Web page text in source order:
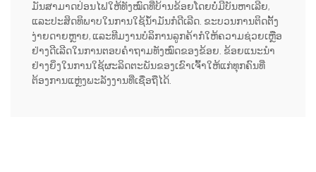
ມັນສາມາດປ່ອນໄຟໃຫ້ທັງໝົດທີ່ບ້ານຂ້ອຍໂດຍບໍ່ມີບັນຫາເລີຍ,
ແລະປະສິດທິພາບໃນການໃຊ້ນ້ຳມັນກໍດີເລີດ. ຂະບວນການຕິດຕັ້ງ
ງ່າຍດາຍຫຼາຍ, ແລະທີມງານບໍລິການລູກຄ້າກໍໃຫ້ຄວາມຊ່ວຍເຫຼືອ
ຢ່າງດີເລີດໃນການຕອບຄຳຖາມທັງໝົດຂອງຂ້ອຍ. ຂ້ອຍແນະນຳ
ຢ່າງຍິ່ງໃນການໃຊ້ຜະລິດຕະພັນຂອງເຂົາເຈົ້າໃຫ້ແກ່ທຸກຄົນທີ່
ຕ້ອງການແຫຼ່ງພະລັງງານທີ່ເຊື່ອຖືໄດ້.